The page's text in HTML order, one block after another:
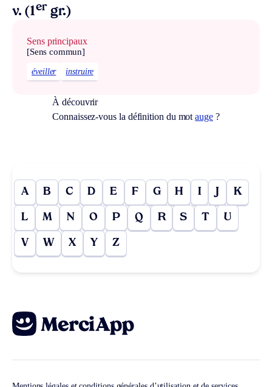
v. (1er gr.)
Sens principaux
[Sens commun]
éveiller instruire
À découvrir
Connaissez-vous la définition du motauge?
A B C D E F G H I J K
L M N O P Q R S T U
V W X Y Z